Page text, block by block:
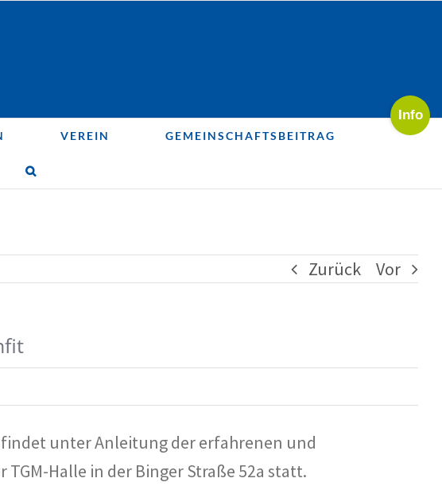
VEREIN GEMEINSCHAFTSBEITRAG
Zurück Vor
unter Anleitung der erfahrenen und
TGM-Halle in der Binger Straße 52a statt.
Toggle
Sliding
Area